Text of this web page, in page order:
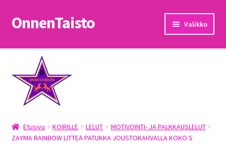
Siirry
navigointiin
Siirry
sisältöön
OnnenTaisto Valikko
Etusivu
Kassa
Oma tili
OnnenTaisto
Etusivu KOIRILLE LELUT
MOTIVOINTI- JA PALKKAUSLELUT
ZAYMA RAINBOW LITTEÄ PATUKKA JOUSTOKAHVALLA KOKO S